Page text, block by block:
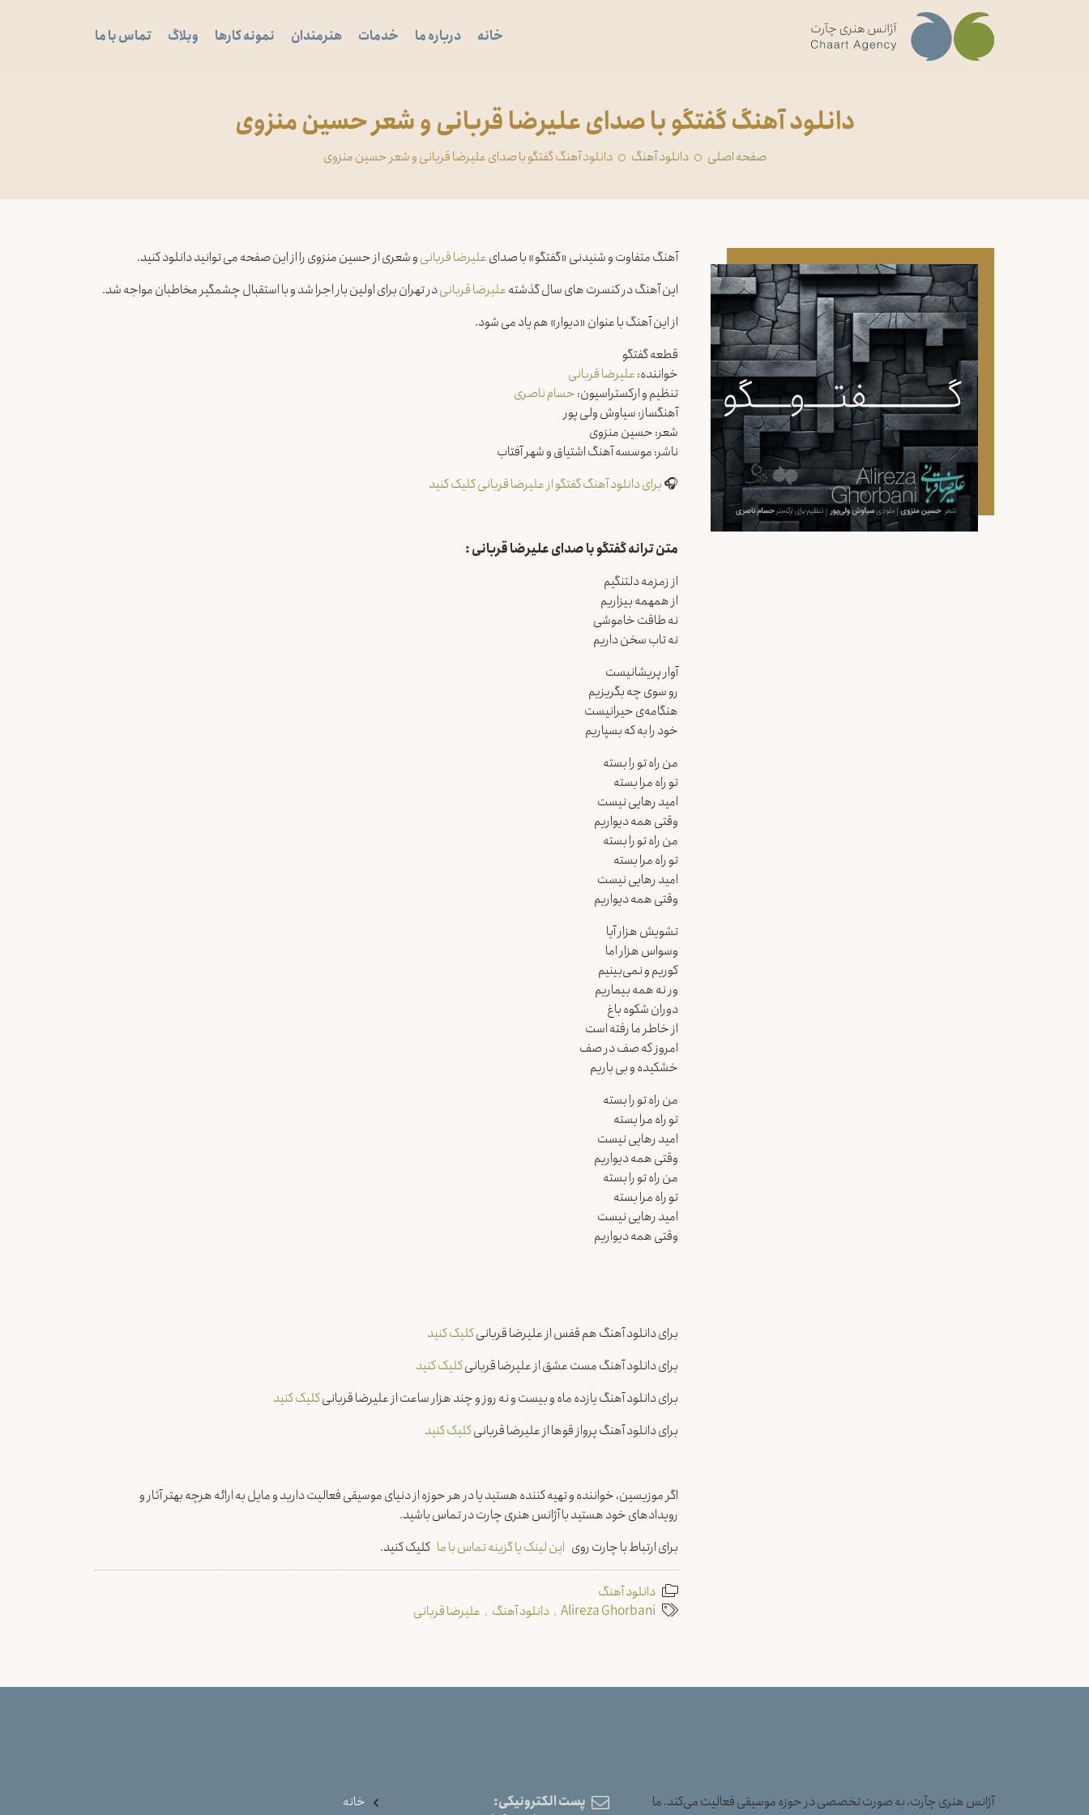
خانه درباره ما خدمات هنرمندان نمونه کارها وبلاگ تماس با ما
دانلود آهنگ گفتگو با صدای علیرضا قربانی و شعر حسین منزوی
صفحه اصلی دانلود آهنگ دانلود آهنگ گفتگو با صدای علیرضا قربانی و شعر حسین منزوی
آهنگ متفاوت و شنیدنی «گفتگو» با صدایعلیرضا قربانیو شعری از حسین منزوی را از این صفحه می توانید دانلود کنید.
این آهنگ در کنسرت های سال گذشتهعلیرضا قربانیدر تهران برای اولین بار اجرا شد و با استقبال چشمگیر مخاطبان مواجه شد.
از این آهنگ با عنوان «دیوار» هم یاد می شود.
قطعه گفتگو
خواننده:علیرضا قربانی
تنظیم و ارکستراسیون:حسام ناصری
آهنگساز: سیاوش ولی پور
شعر: حسین منزوی
ناشر: موسسه آهنگ اشتیاق و شهر آفتاب
🎧برای دانلود آهنگ گفتگو از علیرضا قربانی کلیک کنید
متن ترانه گفتگو با صدای علیرضا قربانی :
از زمزمه دلتنگیم
از همهمه بیزاریم
نه طاقت خاموشی
نه تاب سخن داریم
آوار پریشانیست
رو سوی چه بگریزیم
هنگامه‌ی حیرانیست
خود را به که بسپاریم
من راه تو را بسته
تو راه مرا بسته
امید رهایی نیست
وقتی همه دیواریم
من راه تو را بسته
تو راه مرا بسته
امید رهایی نیست
وقتی همه دیواریم
تشویش هزار آیا
وسواس هزار اما
کوریم و نمی‌بینیم
ور نه همه بیماریم
دوران شکوه باغ
از خاطر ما رفته است
امروز که صف در صف
خشکیده و بی باریم
من راه تو را بسته
تو راه مرا بسته
امید رهایی نیست
وقتی همه دیواریم
من راه تو را بسته
تو راه مرا بسته
امید رهایی نیست
وقتی همه دیواریم
برای دانلود آهنگ هم قفس از علیرضا قربانیکلیک کنید
برای دانلود آهنگ مست عشق از علیرضا قربانیکلیک کنید
برای دانلود آهنگ یازده ماه و بیست و نه روز و چند هزار ساعت از علیرضا قربانیکلیک کنید
برای دانلود آهنگ پرواز قوها از علیرضا قربانیکلیک کنید
اگر موزیسین، خواننده و تهیه کننده هستید یا در هر حوزه از دنیای موسیقی فعالیت دارید و مایل به ارائه هرچه بهتر آثار و
رویدادهای خود هستید با آژانس هنری چارت در تماس باشید.
برای ارتباط با چارت روی این لینک یا گزینه تماس با ما کلیک کنید.
دانلود آهنگ
Alireza Ghorbani دانلود آهنگ علیرضا قربانی
آژانس هنری چآرت، به صورت تخصصی در حوزه موسیقی فعالیت می‌کند. ما
پست الکترونیکی:
خانه